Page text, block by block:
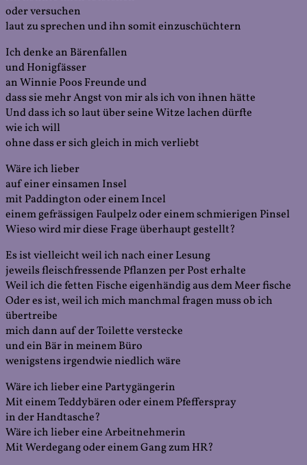
oder versuchen
laut zu sprechen und ihn somit einzuschüchtern
Ich denke an Bärenfallen
und Honigfässer
an Winnie Poos Freunde und
dass sie mehr Angst von mir als ich von ihnen hätte
Und dass ich so laut über seine Witze lachen dürfte
wie ich will
ohne dass er sich gleich in mich verliebt
Wäre ich lieber
auf einer einsamen Insel
mit Paddington oder einem Incel
einem gefrässigen Faulpelz oder einem schmierigen Pinsel
Wieso wird mir diese Frage überhaupt gestellt?
Es ist vielleicht weil ich nach einer Lesung
jeweils fleischfressende Pflanzen per Post erhalte
Weil ich die fetten Fische eigenhändig aus dem Meer fische
Oder es ist, weil ich mich manchmal fragen muss ob ich
übertreibe
mich dann auf der Toilette verstecke
und ein Bär in meinem Büro
wenigstens irgendwie niedlich wäre
Wäre ich lieber eine Partygängerin
Mit einem Teddybären oder einem Pfefferspray
in der Handtasche?
Wäre ich lieber eine Arbeitnehmerin
Mit Werdegang oder einem Gang zum HR?